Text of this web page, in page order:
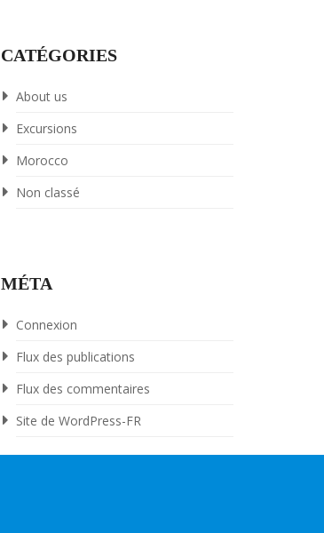
CATÉGORIES
About us
Excursions
Morocco
Non classé
MÉTA
Connexion
Flux des publications
Flux des commentaires
Site de WordPress-FR